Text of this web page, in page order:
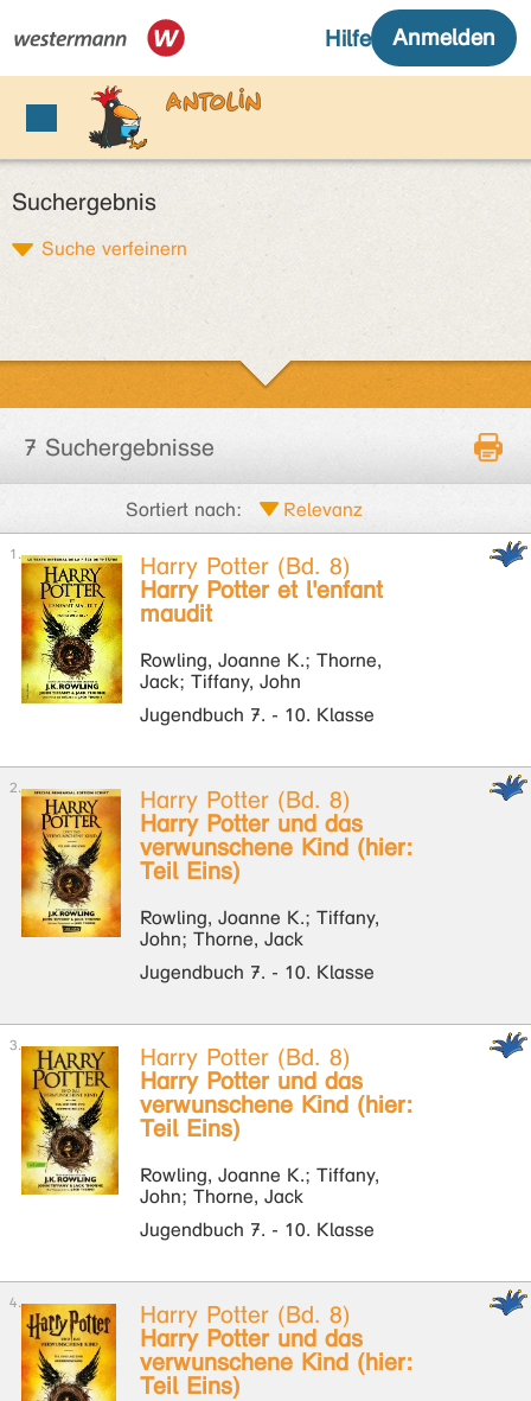
Suchergebnis
Suche verfeinern
7 Suchergebnisse
Sortiert nach:
Harry Potter (Bd. 8)
Harry Potter et l'enfant
maudit
Rowling, Joanne K.; Thorne,
Jack; Tiffany, John
Jugendbuch 7. - 10. Klasse
Harry Potter (Bd. 8)
Harry Potter und das
verwunschene Kind (hier:
Teil Eins)
Rowling, Joanne K.; Tiffany,
John; Thorne, Jack
Jugendbuch 7. - 10. Klasse
Harry Potter (Bd. 8)
Harry Potter und das
verwunschene Kind (hier:
Teil Eins)
Rowling, Joanne K.; Tiffany,
John; Thorne, Jack
Jugendbuch 7. - 10. Klasse
Harry Potter (Bd. 8)
Harry Potter und das
verwunschene Kind (hier:
Teil Eins)